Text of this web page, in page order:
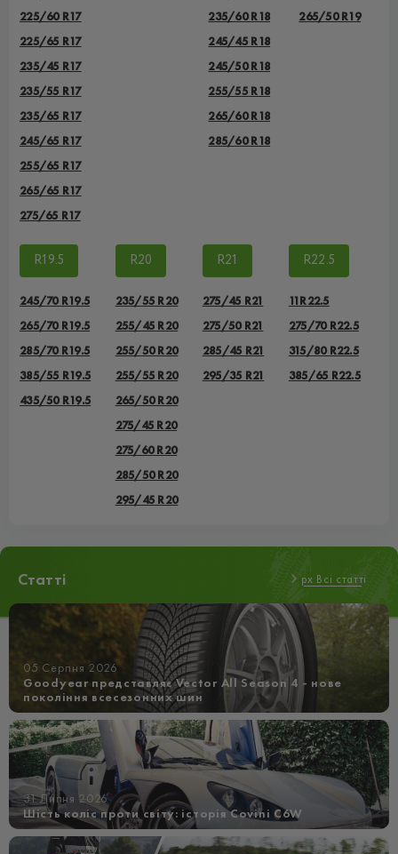
225/60 R17
225/65 R17
235/45 R17
235/55 R17
235/65 R17
245/65 R17
255/65 R17
265/65 R17
275/65 R17
235/60 R18
245/45 R18
245/50 R18
255/55 R18
265/60 R18
285/60 R18
265/50 R19
R19.5
245/70 R19.5
265/70 R19.5
285/70 R19.5
385/55 R19.5
435/50 R19.5
R20
235/55 R20
255/45 R20
255/50 R20
255/55 R20
265/50 R20
275/45 R20
275/60 R20
285/50 R20
295/45 R20
R21
275/45 R21
275/50 R21
285/45 R21
295/35 R21
R22.5
11R22.5
275/70 R22.5
315/80 R22.5
385/65 R22.5
Статті px Всі статті
05 Серпня 2026
Goodyear представляє Vector All Season 4 - нове
покоління всесезонних шин
31 Липня 2026
Шість коліс проти світу: історія Covini C6W